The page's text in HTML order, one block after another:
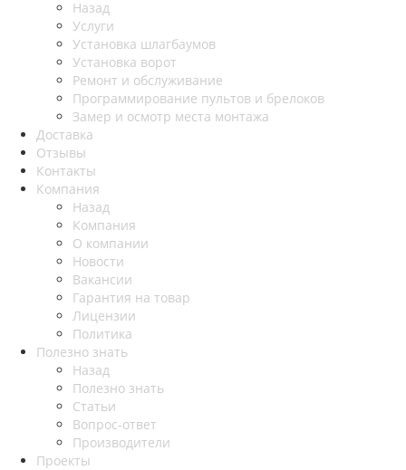
Назад
Услуги
Установка шлагбаумов
Установка ворот
Ремонт и обслуживание
Программирование пультов и брелоков
Замер и осмотр места монтажа
Доставка
Отзывы
Контакты
Компания
Назад
Компания
О компании
Новости
Вакансии
Гарантия на товар
Лицензии
Политика
Полезно знать
Назад
Полезно знать
Статьи
Вопрос-ответ
Производители
Проекты